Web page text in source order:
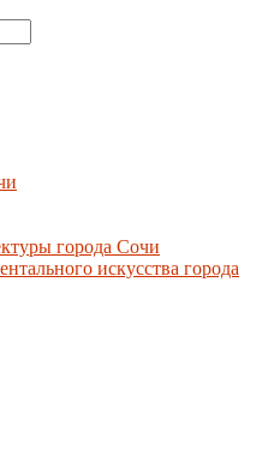
города Сочи
искусства города